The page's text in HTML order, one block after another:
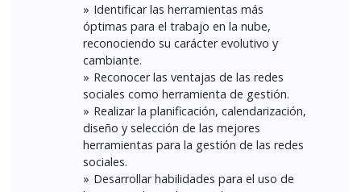
Identificar las herramientas más
óptimas para el trabajo en la nube,
reconociendo su carácter evolutivo y
cambiante.
Reconocer las ventajas de las redes
sociales como herramienta de gestión.
Realizar la planificación, calendarización,
diseño y selección de las mejores
herramientas para la gestión de las redes
sociales.
Desarrollar habilidades para el uso de